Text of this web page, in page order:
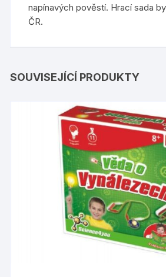
napínavých pověstí. Hrací sada
ČR.
SOUVISEJÍCÍ PRODUKTY